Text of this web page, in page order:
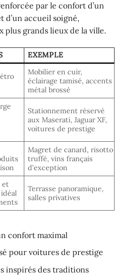
par le confort d’un
d’un accueil soigné,
plus grands lieux de la ville.
EXEMPLE
Mobilier en cuir,
éclairage tamisé, accents
métal brossé
Stationnement réservé
aux Maserati, Jaguar XF,
voitures de prestige
Magret de canard, risotto
truffé, vins français
d’exception
et
Terrasse panoramique,
salles privatives
confort maximal
pour voitures de prestige
inspirés des traditions